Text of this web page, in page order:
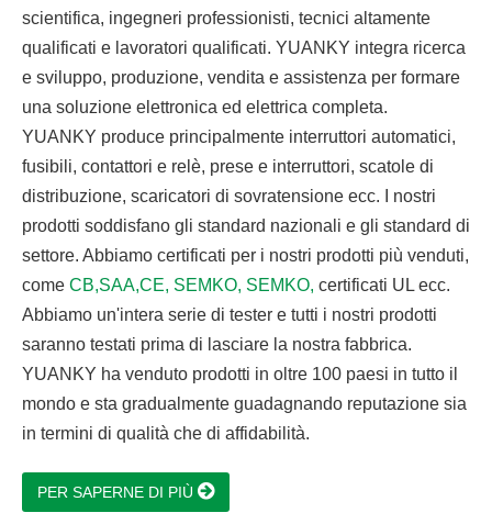
scientifica, ingegneri professionisti, tecnici altamente
qualificati e lavoratori qualificati. YUANKY integra ricerca
e sviluppo, produzione, vendita e assistenza per formare
una soluzione elettronica ed elettrica completa.
YUANKY produce principalmente interruttori automatici,
fusibili, contattori e relè, prese e interruttori, scatole di
distribuzione, scaricatori di sovratensione ecc. I nostri
prodotti soddisfano gli standard nazionali e gli standard di
settore. Abbiamo certificati per i nostri prodotti più venduti,
come CB,SAA,CE, SEMKO, SEMKO, certificati UL ecc.
Abbiamo un'intera serie di tester e tutti i nostri prodotti
saranno testati prima di lasciare la nostra fabbrica.
YUANKY ha venduto prodotti in oltre 100 paesi in tutto il
mondo e sta gradualmente guadagnando reputazione sia
in termini di qualità che di affidabilità.
PER SAPERNE DI PIÙ